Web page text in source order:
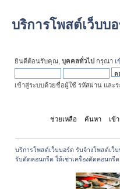
บริการโพสต์เว็บบ
ยินดีต้อนรับคุณ, บุคคลทั่วไป กรุณา เ
เข้าสู่ระบบด้วยชื่อผู้ใช้ รหัสผ่าน และ
ช่วยเหลือ ค้นหา เข้
บริการโพสต์เว็บบอร์ด รับจ้างโพสต์เว็
รับตัดคอนกรีต ให้เช่าเครื่องตัดคอนกรีต